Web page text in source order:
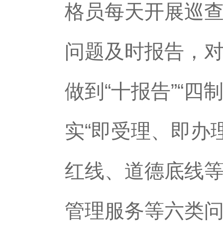
格员每天开展巡
问题及时报告，
做到“十报告”“四
实“即受理、即办
红线、道德底线
管理服务等六类